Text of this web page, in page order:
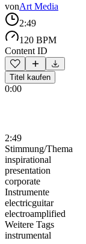
vonArt Media
2:49
120 BPM
Content ID
Titel kaufen
0:00
2:49
Stimmung/Thema
inspirational
presentation
corporate
Instrumente
electricguitar
electroamplified
Weitere Tags
instrumental